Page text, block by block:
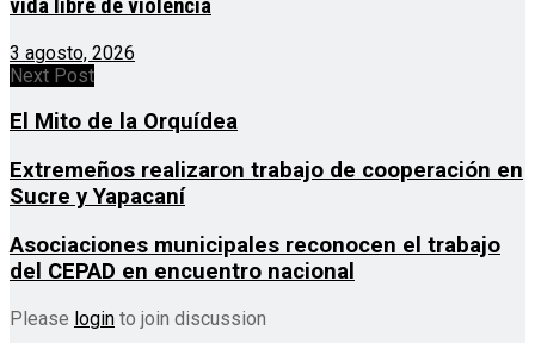
vida libre de violencia
3 agosto, 2026
Next Post
El Mito de la Orquídea
Extremeños realizaron trabajo de cooperación en
Sucre y Yapacaní
Asociaciones municipales reconocen el trabajo
del CEPAD en encuentro nacional
Please login to join discussion